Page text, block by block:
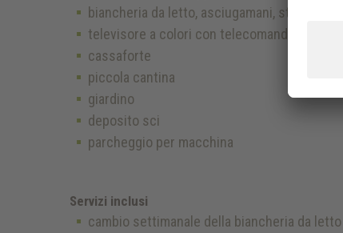
biancheria da letto, asciugamani, stoviglie e
televisore a colori con telecomando
cassaforte
piccola cantina
giardino
deposito sci
parcheggio per macchina
Servizi inclusi
cambio settimanale della biancheria da letto